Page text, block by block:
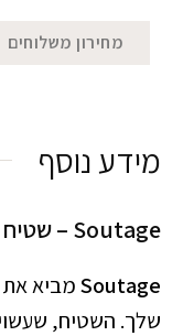
מחירון משלוחים
מידע נוסף
Soutage – שטיח אלגנטי לשדרוג חללי עבודה
Soutageמביא את
שלך. השטיח,